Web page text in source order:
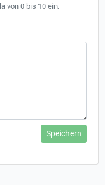
von 0 bis 10 ein.
Speichern